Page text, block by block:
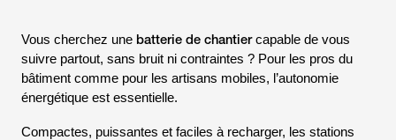
Vous cherchez une batterie de chantiercapable de vous
suivre partout, sans bruit ni contraintes ? Pour les pros du
bâtiment comme pour les artisans mobiles, l’autonomie
énergétique est essentielle.
Compactes, puissantes et faciles à recharger, les stations